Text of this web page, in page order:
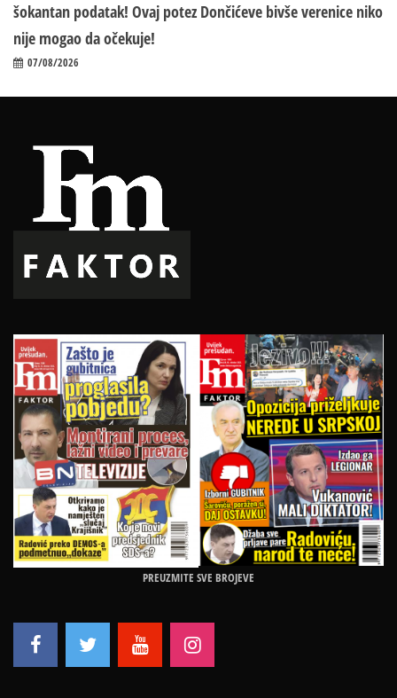
šokantan podatak! Ovaj potez Dončićeve bivše verenice niko
nije mogao da očekuje!
07/08/2026
PREUZMITE SVE BROJEVE